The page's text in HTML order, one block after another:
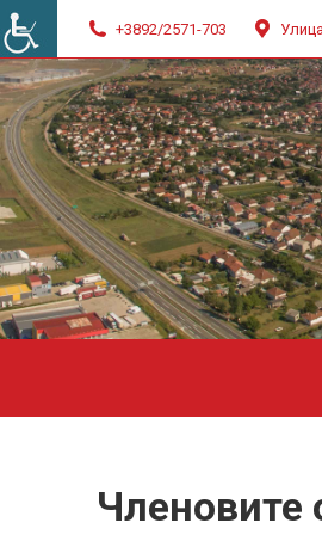
+3892/2571-703
Членовите